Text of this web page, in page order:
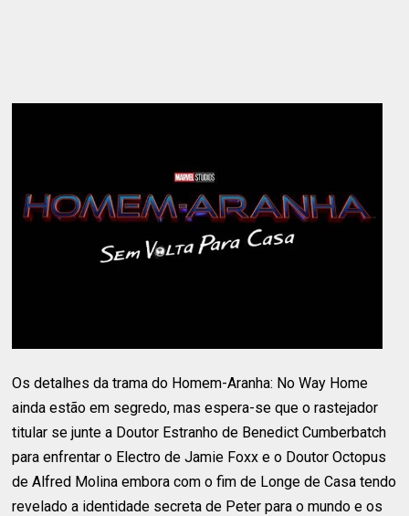
Os detalhes da trama do Homem-Aranha: No Way Home
ainda estão em segredo, mas espera-se que o rastejador
titular se junte a Doutor Estranho de Benedict Cumberbatch
para enfrentar o Electro de Jamie Foxx e o Doutor Octopus
de Alfred Molina embora com o fim de Longe de Casa tendo
revelado a identidade secreta de Peter para o mundo e os